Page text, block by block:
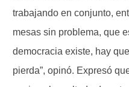
trabajando en conjunto,
mesas sin problema, que
democracia existe, hay
pierda”, opinó. Expresó